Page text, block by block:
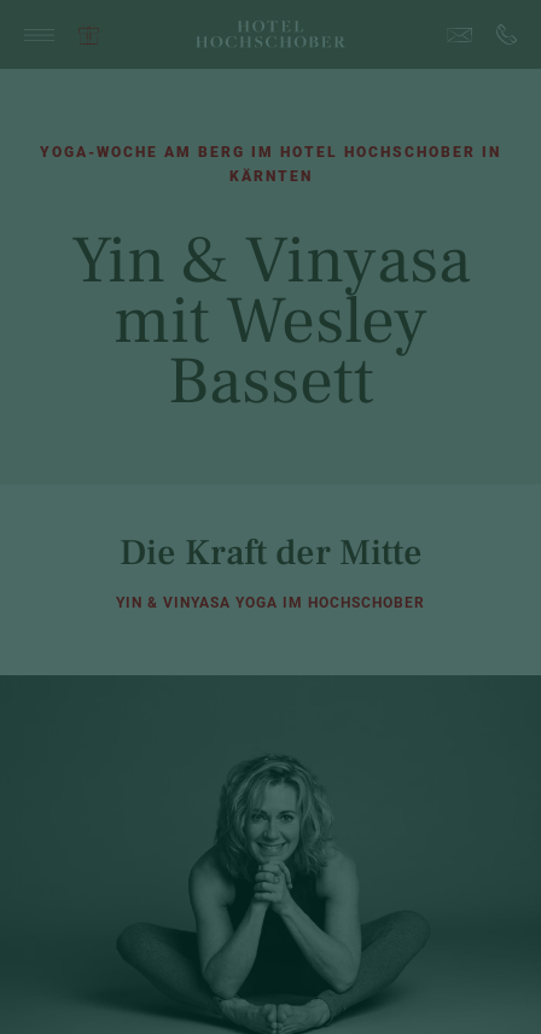
YOGA-WOCHE AM BERG IM HOTEL HOCHSCHOBER IN
KÄRNTEN
Yin & Vinyasa
mit Wesley
Bassett
Die Kraft der Mitte
YIN & VINYASA YOGA IM HOCHSCHOBER